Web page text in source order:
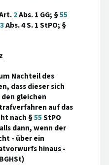
2Abs. 1 GG; §55
Abs. 4 S. 1 StPO; §
Nachteil des
dass dieser sich
gleichen
auf das
nach §55StPO
dann, wenn der
- über ein
hinaus -